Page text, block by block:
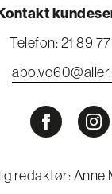
Telefon: 21 89
redaktør: Anne